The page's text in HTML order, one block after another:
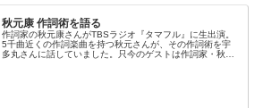
秋元康 作詞術を語る
作詞家の秋元康さんがTBSラジオ『タマフル』に生出演。
5千曲近くの作詞楽曲を持つ秋元さんが、その作詞術を宇
多丸さんに話していました。只今のゲストは作詞家・秋元